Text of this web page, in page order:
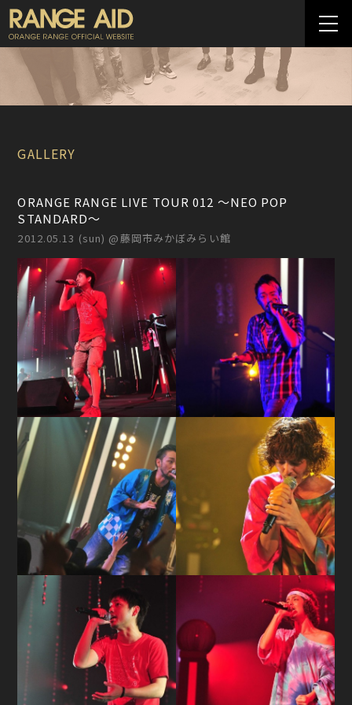
GALLERY
ORANGE RANGE LIVE TOUR 012 〜NEO POP
STANDARD〜
2012.05.13 (sun) @藤岡市みかぼみらい館